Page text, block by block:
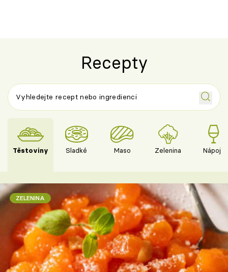
Recepty
Těstoviny Sladké Maso Zelenina Nápoje
ZELENINA